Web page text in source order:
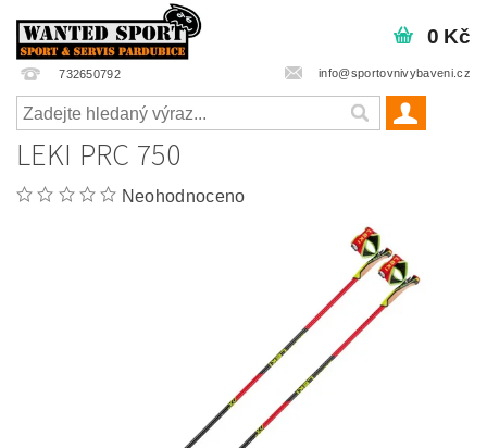
732650792 info@sportovnivybaveni.cz
0 Kč
LEKI PRC 750
Neohodnoceno